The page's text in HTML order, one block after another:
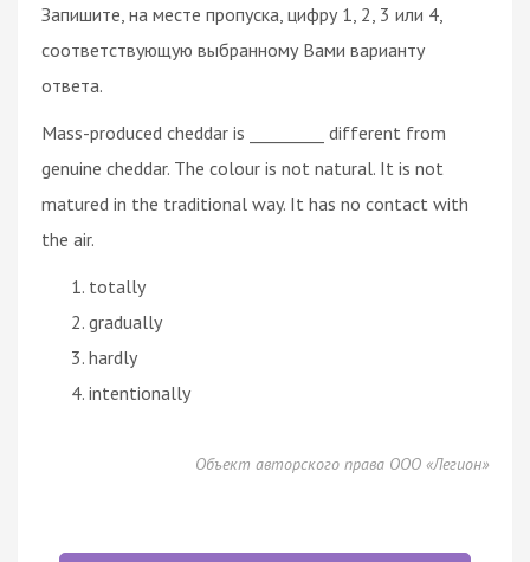
Запишите, на месте пропуска, цифру 1, 2, 3 или 4,
соответствующую выбранному Вами варианту
ответа.
Mass-produced cheddar is _________ different from
genuine cheddar. The colour is not natural. It is not
matured in the traditional way. It has no contact with
the air.
totally
gradually
hardly
intentionally
Объект авторского права ООО «Легион»